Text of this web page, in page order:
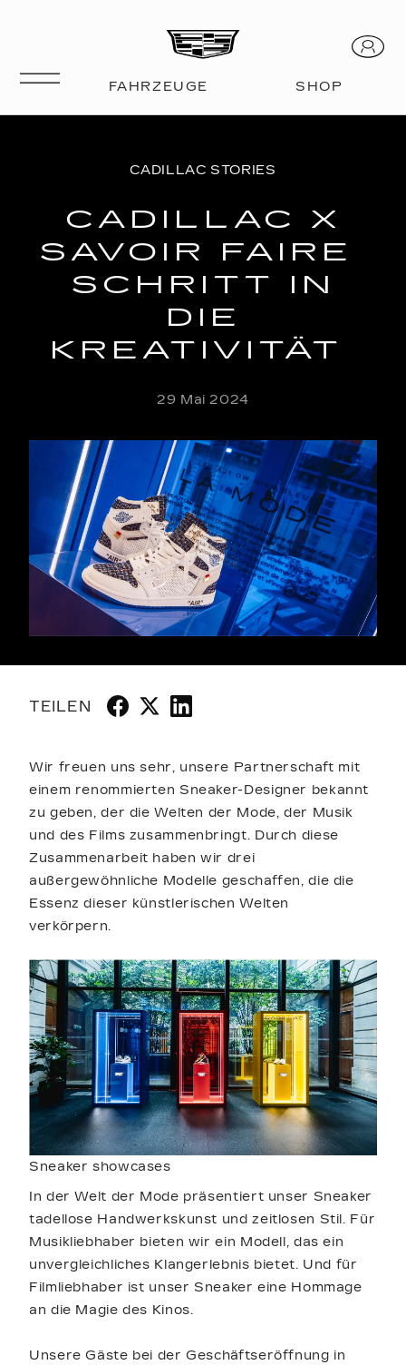
CADILLAC STORIES
CADILLAC X
SAVOIR FAIRE
SCHRITT IN
DIE
KREATIVITÄT
29 Mai 2024
TEILEN
Wir freuen uns sehr, unsere Partnerschaft mit
einem renommierten Sneaker-Designer bekannt
zu geben, der die Welten der Mode, der Musik
und des Films zusammenbringt. Durch diese
Zusammenarbeit haben wir drei
außergewöhnliche Modelle geschaffen, die die
Essenz dieser künstlerischen Welten
verkörpern.
Sneaker showcases
In der Welt der Mode präsentiert unser Sneaker
tadellose Handwerkskunst und zeitlosen Stil. Für
Musikliebhaber bieten wir ein Modell, das ein
unvergleichliches Klangerlebnis bietet. Und für
Filmliebhaber ist unser Sneaker eine Hommage
an die Magie des Kinos.
Unsere Gäste bei der Geschäftseröffnung in